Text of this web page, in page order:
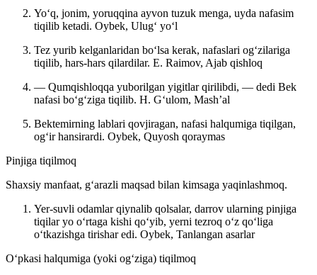
Yoʻq, jonim, yoruqqina ayvon tuzuk menga, uyda nafasim
tiqilib ketadi. Oybek, Ulugʻ yoʻl
Tez yurib kelganlaridan boʻlsa kerak, nafaslari ogʻzilariga
tiqilib, hars-hars qilardilar. E. Raimov, Ajab qishloq
— Qumqishloqqa yuborilgan yigitlar qirilibdi, — dedi Bek
nafasi boʻgʻziga tiqilib. H. Gʻulom, Mashʼal
Bektemirning lablari qovjiragan, nafasi halqumiga tiqilgan,
ogʻir hansirardi. Oybek, Quyosh qoraymas
Pinjiga tiqilmoq
Shaxsiy manfaat, gʻarazli maqsad bilan kimsaga yaqinlashmoq.
Yer-suvli odamlar qiynalib qolsalar, darrov ularning pinjiga
tiqilar yo oʻrtaga kishi qoʻyib, yerni tezroq oʻz qoʻliga
oʻtkazishga tirishar edi. Oybek, Tanlangan asarlar
Oʻpkasi halqumiga (yoki ogʻziga) tiqilmoq